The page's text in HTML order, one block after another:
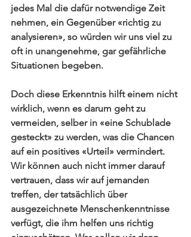
jedes Mal die dafür notwendige Zeit
nehmen, ein Gegenüber «richtig zu
analysieren», so würden wir uns viel zu
oft in unangenehme, gar gefährliche
Situationen begeben.
Doch diese Erkenntnis hilft einem nicht
wirklich, wenn es darum geht zu
vermeiden, selber in «eine Schublade
gesteckt» zu werden, was die Chancen
auf ein positives «Urteil» vermindert.
Wir können auch nicht immer darauf
vertrauen, dass wir auf jemanden
treffen, der tatsächlich über
ausgezeichnete Menschenkenntnisse
verfügt, die ihm helfen uns richtig